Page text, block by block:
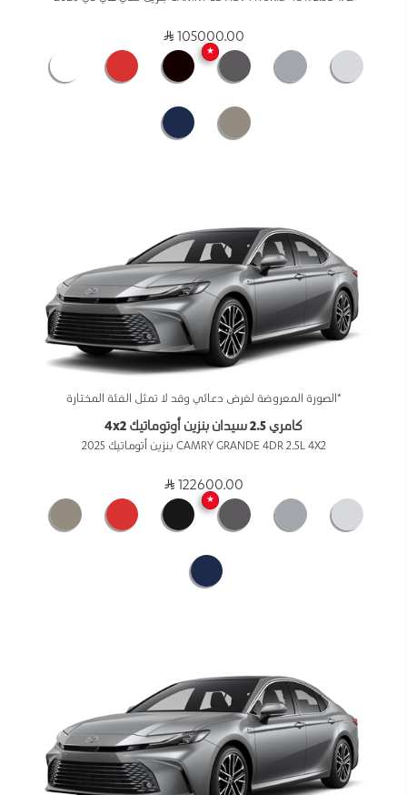
105000.00
★
*الصورة المعروضة لغرض دعائي وقد لا تمثل الفئة المختارة
كامري 2.5 سيدان بنزين أوتوماتيك 4x2
CAMRY GRANDE 4DR 2.5L 4X2 بنزين أتوماتيك 2025
122600.00
★